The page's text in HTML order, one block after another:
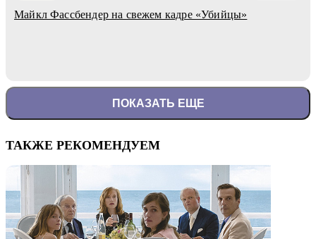
Майкл Фассбендер на свежем кадре «Убийцы»
ПОКАЗАТЬ ЕЩЕ
ТАКЖЕ РЕКОМЕНДУЕМ